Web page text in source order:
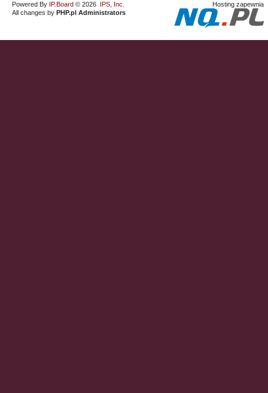
Powered By IP.Board © 2026 IPS, Inc
All changes by PHP.pl Administrators
Hosting zapewnia